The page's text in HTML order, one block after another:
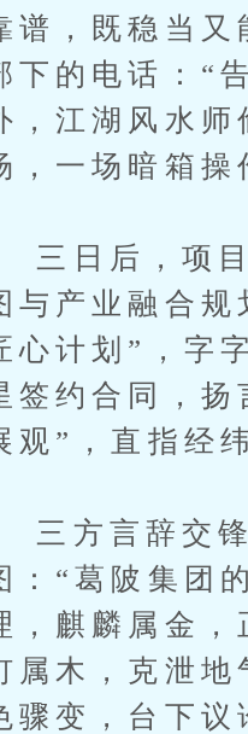
谱，既稳当又
下的电话：“
，江湖风水师
，一场暗箱操
三日后，项目
与产业融合
心计划”，字
签约合同，扬
观”，直指经
三方言辞交锋
：“葛陂集团
，麒麟属金，
属木，克泄地
骤变，台下议